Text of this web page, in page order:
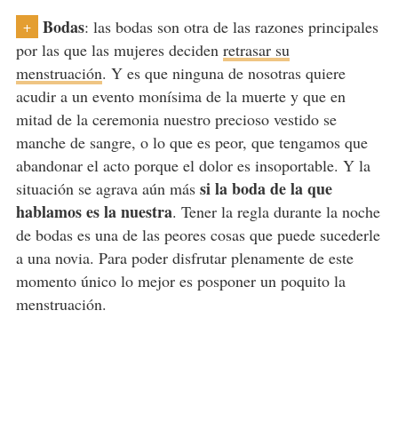
+ Bodas: las bodas son otra de las razones principales
por las que las mujeres deciden retrasar su
menstruación. Y es que ninguna de nosotras quiere
acudir a un evento monísima de la muerte y que en
mitad de la ceremonia nuestro precioso vestido se
manche de sangre, o lo que es peor, que tengamos que
abandonar el acto porque el dolor es insoportable. Y la
situación se agrava aún más si la boda de la que
hablamos es la nuestra. Tener la regla durante la noche
de bodas es una de las peores cosas que puede sucederle
a una novia. Para poder disfrutar plenamente de este
momento único lo mejor es posponer un poquito la
menstruación.